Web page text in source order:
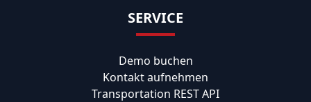
SERVICE
Demo buchen
Kontakt aufnehmen
Transportation REST API